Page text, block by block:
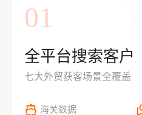
01
全平台搜索客户
七大外贸获客场景全覆盖
海关数据